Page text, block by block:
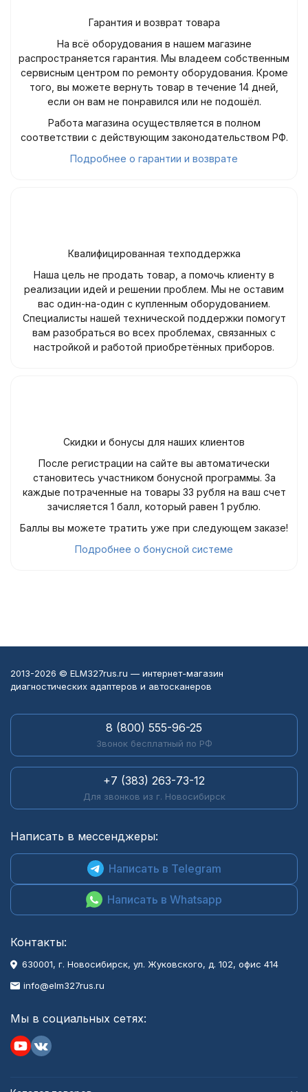
Гарантия и возврат товара
На всё оборудования в нашем магазине
распространяется гарантия. Мы владеем собственным
сервисным центром по ремонту оборудования. Кроме
того, вы можете вернуть товар в течение 14 дней,
если он вам не понравился или не подошёл.
Работа магазина осуществляется в полном
соответствии с действующим законодательством РФ.
Подробнее о гарантии и возврате
Квалифицированная техподдержка
Наша цель не продать товар, а помочь клиенту в
реализации идей и решении проблем. Мы не оставим
вас один-на-один с купленным оборудованием.
Специалисты нашей технической поддержки помогут
вам разобраться во всех проблемах, связанных с
настройкой и работой приобретённых приборов.
Скидки и бонусы для наших клиентов
После регистрации на сайте вы автоматически
становитесь участником бонусной программы. За
каждые потраченные на товары 33 рубля на ваш счет
зачисляется 1 балл, который равен 1 рублю.
Баллы вы можете тратить уже при следующем заказе!
Подробнее о бонусной системе
2013-2026 © ELM327rus.ru — интернет-магазин
диагностических адаптеров и автосканеров
8 (800) 555-96-25
Звонок бесплатный по РФ
+7 (383) 263-73-12
Для звонков из г. Новосибирск
Написать в мессенджеры:
Написать в Telegram
Написать в Whatsapp
Контакты:
630001, г. Новосибирск, ул. Жуковского, д. 102, офис 414
info@elm327rus.ru
Мы в социальных сетях: